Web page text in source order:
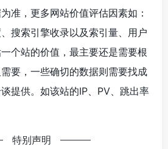
准，更多网站价值评估因素如：
搜索引擎收录以及索引量、用户
个站的价值，最主要还是需要根
要，一些确切的数据则需要找成
提供。如该站的IP、PV、跳出率
特别声明